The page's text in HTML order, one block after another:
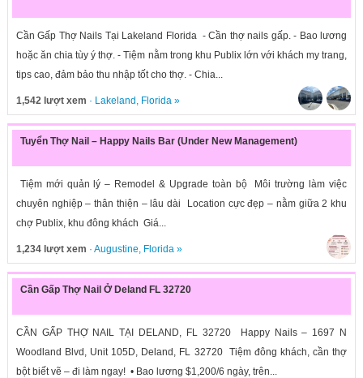
Cần Gấp Thợ Nails Tại Lakeland Florida - Cần thợ nails gấp. - Bao lương
hoặc ăn chia tùy ý thợ. - Tiệm nằm trong khu Publix lớn với khách my trang,
tips cao, đảm bảo thu nhập tốt cho thợ. - Chia...
1,542 lượt xem · Lakeland , Florida»
Tuyển Thợ Nail – Happy Nails Bar (Under New Management)
Tiệm mới quản lý – Remodel & Upgrade toàn bộ Môi trường làm việc
chuyên nghiệp – thân thiện – lâu dài Location cực đẹp – nằm giữa 2 khu
chợ Publix, khu đông khách Giá...
1,234 lượt xem · Augustine, Florida»
Cần Gấp Thợ Nail Ở Deland FL 32720
CẦN GẤP THỢ NAIL TẠI DELAND, FL 32720 Happy Nails – 1697 N
Woodland Blvd, Unit 105D, Deland, FL 32720 Tiệm đông khách, cần thợ
bột biết vẽ – đi làm ngay! • Bao lương $1,200/6 ngày, trên...